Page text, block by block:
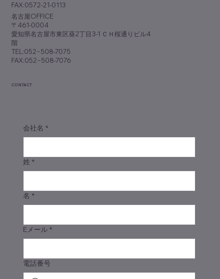
FAX:0572-21-0113
​名古屋OFFICE
〒461-0004
愛知県名古屋市東区葵2丁目3-1 ＣＨ桜通りビル4
階
TEL:052−508-7075
FAX:052−508-7076
会社名 *
姓 *
名 *
Eメール *
電話番号
CONTACT